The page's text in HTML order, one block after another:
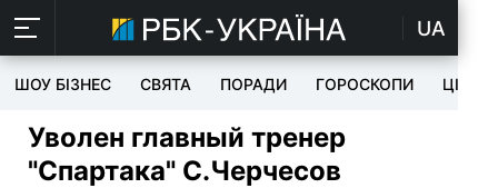
UA
ШОУ БІЗНЕС СВЯТА ПОРАДИ ГОРОСКОПИ ЦІКАВЕ
Уволен главный тренер
"Спартака" С.Черчесов